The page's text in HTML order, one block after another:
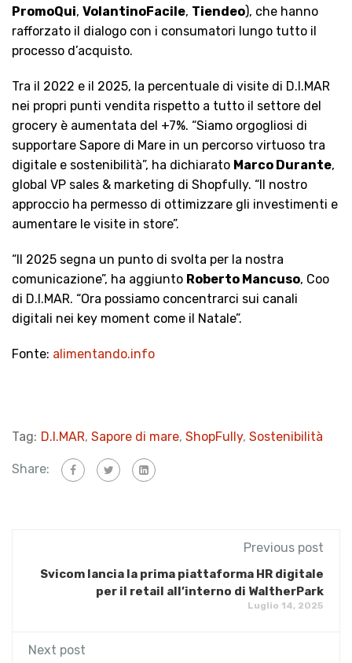
PromoQui, VolantinoFacile, Tiendeo), che hanno
rafforzato il dialogo con i consumatori lungo tutto il
processo d’acquisto.
Tra il 2022 e il 2025, la percentuale di visite di D.I.MAR
nei propri punti vendita rispetto a tutto il settore del
grocery è aumentata del +7%. “Siamo orgogliosi di
supportare Sapore di Mare in un percorso virtuoso tra
digitale e sostenibilità”, ha dichiarato Marco Durante,
global VP sales & marketing di Shopfully. “Il nostro
approccio ha permesso di ottimizzare gli investimenti e
aumentare le visite in store”.
“Il 2025 segna un punto di svolta per la nostra
comunicazione”, ha aggiunto Roberto Mancuso, Coo
di D.I.MAR. “Ora possiamo concentrarci sui canali
digitali nei key moment come il Natale”.
Fonte: alimentando.info
Tag: D.I.MAR, Sapore di mare, ShopFully, Sostenibilità
Share:
Previous post
Svicom lancia la prima piattaforma HR digitale
per il retail all’interno di WaltherPark
Luglio 14, 2025
Next post